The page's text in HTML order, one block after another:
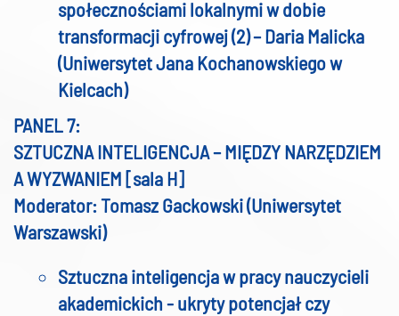
społecznościami lokalnymi w dobie
transformacji cyfrowej (2) – Daria Malicka
(Uniwersytet Jana Kochanowskiego w
Kielcach)
PANEL 7:
SZTUCZNA INTELIGENCJA – MIĘDZY NARZĘDZIEM
A WYZWANIEM [sala H]
Moderator: Tomasz Gackowski (Uniwersytet
Warszawski)
Sztuczna inteligencja w pracy nauczycieli
akademickich - ukryty potencjał czy